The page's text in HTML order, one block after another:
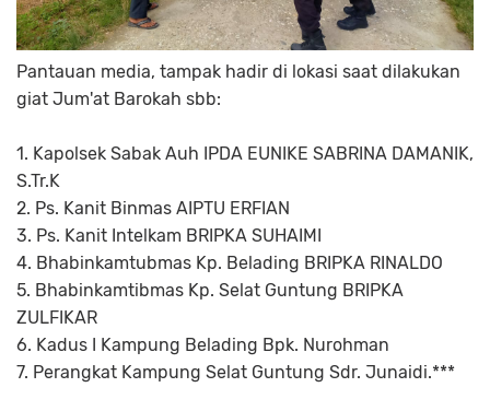
Pantauan media, tampak hadir di lokasi saat dilakukan
giat Jum'at Barokah sbb:
1. Kapolsek Sabak Auh IPDA EUNIKE SABRINA DAMANIK,
S.Tr.K
2. Ps. Kanit Binmas AIPTU ERFIAN
3. Ps. Kanit Intelkam BRIPKA SUHAIMI
4. Bhabinkamtubmas Kp. Belading BRIPKA RINALDO
5. Bhabinkamtibmas Kp. Selat Guntung BRIPKA
ZULFIKAR
6. Kadus I Kampung Belading Bpk. Nurohman
7. Perangkat Kampung Selat Guntung Sdr. Junaidi.***